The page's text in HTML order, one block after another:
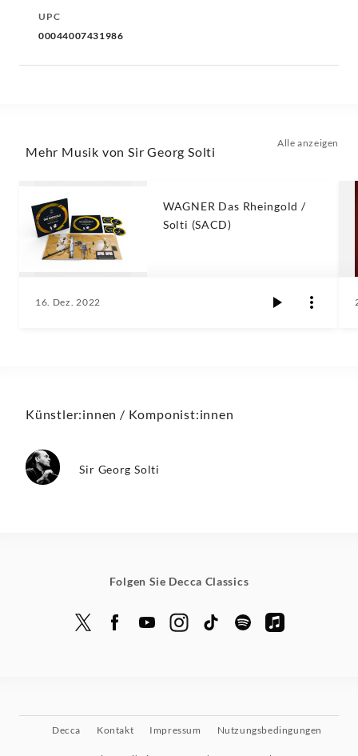
UPC
00044007431986
Mehr Musik von Sir Georg Solti
Alle anzeigen
WAGNER Das Rheingold /
Solti (SACD)
16. Dez. 2022
Künstler:innen / Komponist:innen
Sir Georg Solti
Folgen Sie Decca Classics
Decca Kontakt Impressum Nutzungsbedingungen